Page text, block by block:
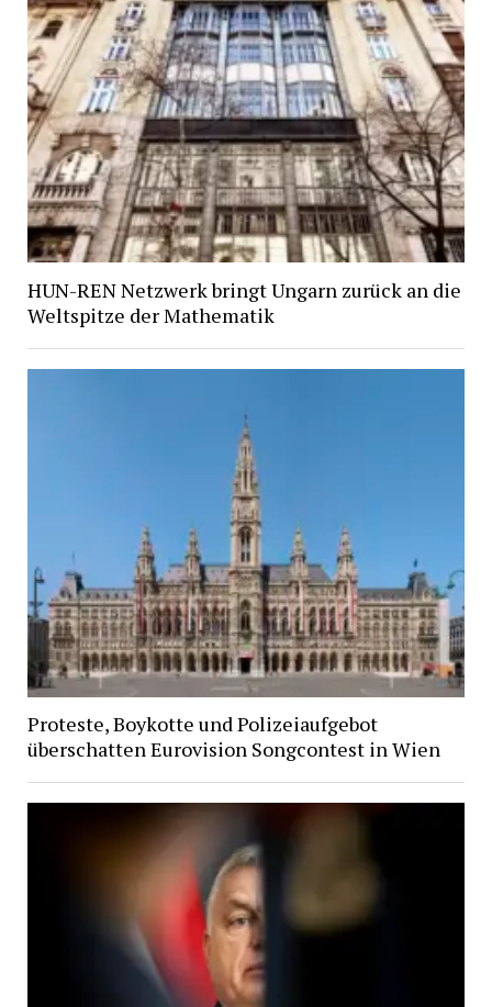
HUN-REN Netzwerk bringt Ungarn zurück an die
Weltspitze der Mathematik
Proteste, Boykotte und Polizeiaufgebot
überschatten Eurovision Songcontest in Wien